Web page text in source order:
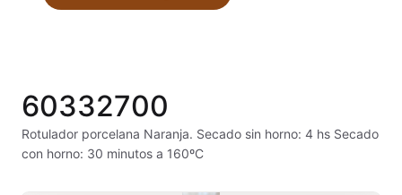
Alambre Kanthal
60332700
Rotulador porcelana Naranja. Secado sin horno: 4 hs Secado
con horno: 30 minutos a 160ºC